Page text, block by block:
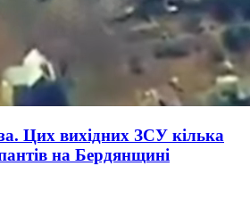
Цих вихідних ЗСУ кілька
на Бердянщині